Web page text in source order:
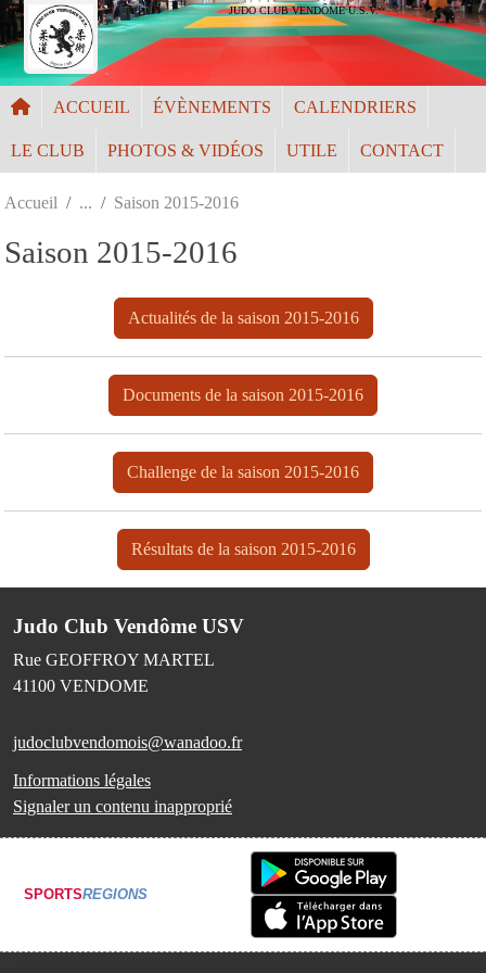
JUDO CLUB VENDÔME U.S.V.
ACCUEIL ÉVÈNEMENTS CALENDRIERS
LE CLUB PHOTOS & VIDÉOS UTILE CONTACT
Accueil Saison 2015-2016
Saison 2015-2016
Actualités de la saison 2015-2016
Documents de la saison 2015-2016
Challenge de la saison 2015-2016
Résultats de la saison 2015-2016
Judo Club Vendôme USV
Rue GEOFFROY MARTEL
41100 VENDOME
judoclubvendomois@wanadoo.fr
Informations légales
Signaler un contenu inapproprié
SPORTSREGIONS
Panneau de gestion des cookies